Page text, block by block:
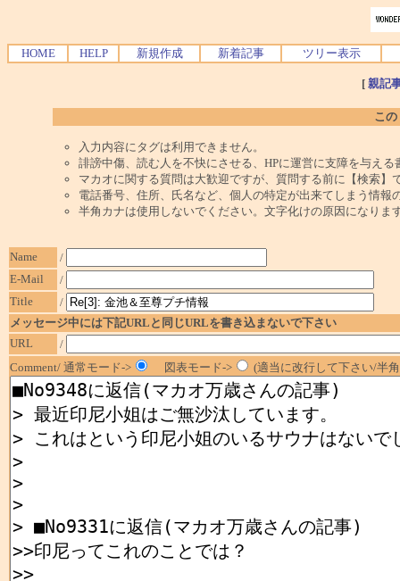
HOME HELP 新規作成 新着記事 ツリー表示
[ 親記
こ
入力内容にタグは利用できません。
誹謗中傷、読む人を不快にさせる、HPに運営に支障を与え
マカオに関する質問は大歓迎ですが、質問する前に【検索】
電話番号、住所、氏名など、個人の特定が出来てしまう情報
半角カナは使用しないでください。文字化けの原因になりま
Name
/
E-Mail
/
Title
/
メッセージ中には下記URLと同じURLを書き込まないで下さい
URL
/
Comment/ 通常モード->
図表モード-> (適当に改行して下さい/半